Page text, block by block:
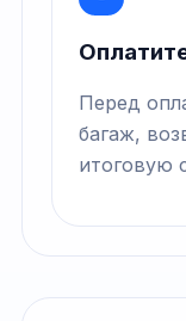
Перед
багаж,
итоговую